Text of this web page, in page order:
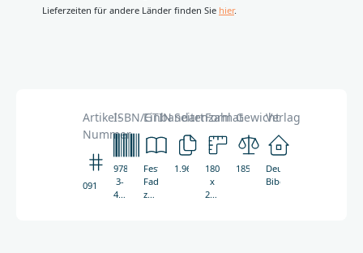
Lieferzeiten für andere Länder finden Sie hier.
Artikel-
Nummer
0919
ISBN/GTIN
978-
3-
438-
Einbandart
Festeinband,
Fadenheftung,
zwei
Seitenzahl
1.968
Format
180
x
253
Gewicht
1855g
Verlag
Deutsche
Bibelgesellschaft